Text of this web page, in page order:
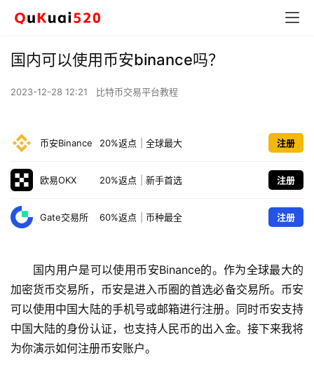
国内可以使用币安binance吗？
2023-12-28 12:21 比特币交易平台教程
币安Binance 20%返点 全球最大 注册
欧易OKX 20%返点 新手首选 注册
Gate交易所 60%返点 币种最全 注册
国内用户是可以使用币安Binance的。作为全球最大的
加密货币交易所，币安是进入币圈的首选必备交易所。币安
可以使用中国大陆的手机号或邮箱进行注册。同时币安支持
中国大陆的身份认证，也支持人民币的出入金。接下来我将
为你演示如何注册币安账户。